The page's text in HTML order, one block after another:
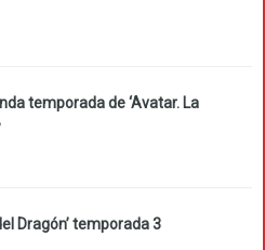
temporada de ‘Avatar. La
Dragón’ temporada 3